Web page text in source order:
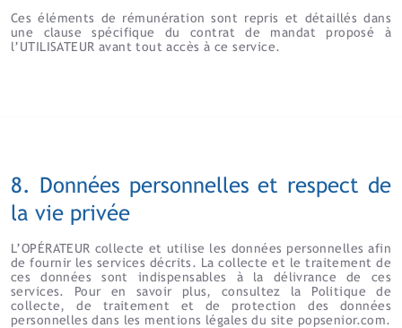
Ces éléments de rémunération sont repris et détaillés dans
une clause spécifique du contrat de mandat proposé à
l’UTILISATEUR avant tout accès à ce service.
8. Données personnelles et respect de
la vie privée
L’OPÉRATEUR collecte et utilise les données personnelles afin
de fournir les services décrits. La collecte et le traitement de
ces données sont indispensables à la délivrance de ces
services. Pour en savoir plus, consultez la Politique de
collecte, de traitement et de protection des données
personnelles dans les mentions légales du site popsenior.com.